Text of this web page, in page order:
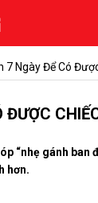
7 Ngày Để Có
ĐƯỢC
“nhẹ gánh
hơn.